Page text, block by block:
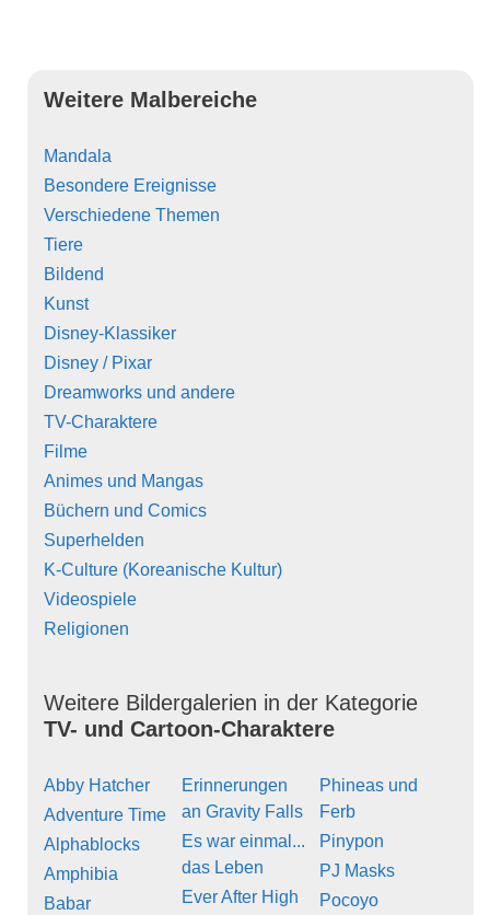
Weitere Malbereiche
Mandala
Besondere Ereignisse
Verschiedene Themen
Tiere
Bildend
Kunst
Disney-Klassiker
Disney / Pixar
Dreamworks und andere
TV-Charaktere
Filme
Animes und Mangas
Büchern und Comics
Superhelden
K-Culture (Koreanische Kultur)
Videospiele
Religionen
Weitere Bildergalerien in der Kategorie
TV- und Cartoon-Charaktere
Abby Hatcher
Adventure Time
Alphablocks
Amphibia
Babar
Erinnerungen
an Gravity Falls
Es war einmal...
das Leben
Ever After High
Phineas und
Ferb
Pinypon
PJ Masks
Pocoyo